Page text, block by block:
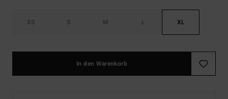
XS S M L XL
In den Warenkorb